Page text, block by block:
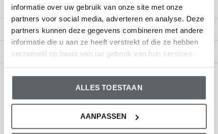
informatie over uw gebruik van onze site met onze
partners voor social media, adverteren en analyse. Deze
partners kunnen deze gegevens combineren met andere
informatie die u aan ze heeft verstrekt of die ze hebben
verzameld op basis van uw gebruik van hun services.
ALLES TOESTAAN
AANPASSEN
My account
Categories
About us
ONZE MERKEN